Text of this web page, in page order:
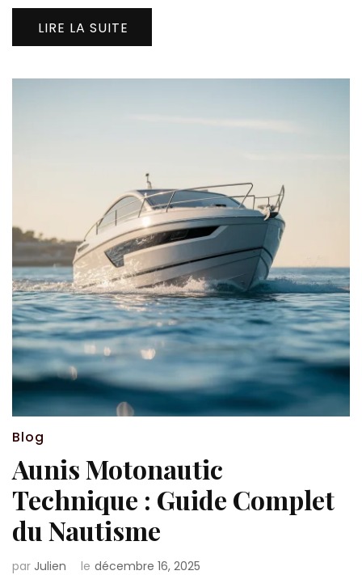
LIRE LA SUITE
Blog
Aunis Motonautic
Technique : Guide Complet
du Nautisme
par Julien le décembre 16, 2025